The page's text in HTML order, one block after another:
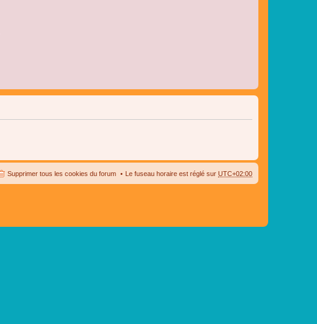
Le fuseau horaire est réglé sur UTC+02:00
Supprimer tous les cookies du forum